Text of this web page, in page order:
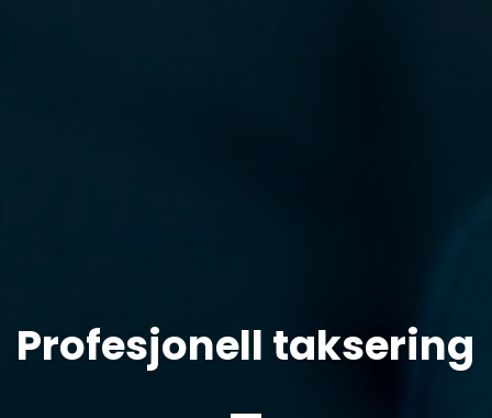
Profesjonell taksering